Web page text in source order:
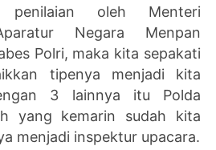
penilaian oleh Menteri
Negara Menpan
Polri, maka kita sepakati
tipenya menjadi kita
3 lainnya itu Polda
yang kemarin sudah kita
menjadi inspektur upacara.